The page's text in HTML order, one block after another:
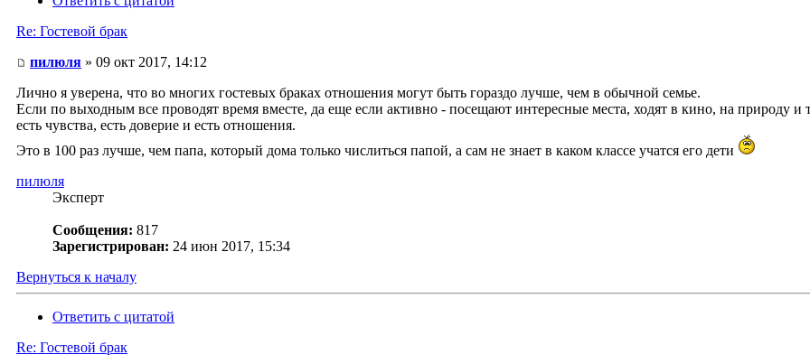
Re: Гостевой брак
пилюля » 09 окт 2017, 14:12
Лично я уверена, что во многих гостевых браках отношения могут быть гораздо лучше, чем в обычной семье.
Если по выходным все проводят время вместе, да еще если активно - посещают интересные места, ходят в кино, на природу и
есть чувства, есть доверие и есть отношения.
Это в 100 раз лучше, чем папа, который дома только числиться папой, а сам не знает в каком классе учатся его дети
пилюля
Эксперт
Сообщения: 817
Зарегистрирован: 24 июн 2017, 15:34
Вернуться к началу
Ответить с цитатой
Re: Гостевой брак